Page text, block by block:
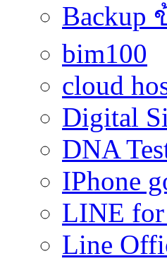
Backup
bim100
cloud
Digital
DNA
IPhone
LINE for
Line